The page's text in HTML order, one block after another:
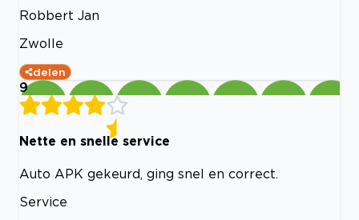
Robbert Jan
Zwolle
delen
9
Nette en snelle service
Auto APK gekeurd, ging snel en correct.
Service